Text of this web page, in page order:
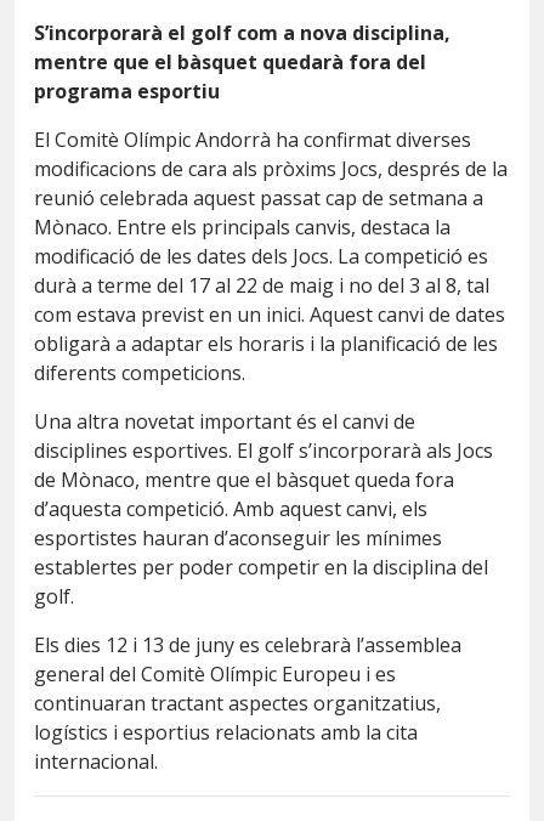
S’incorporarà el golf com a nova disciplina,
mentre que el bàsquet quedarà fora del
programa esportiu
El Comitè Olímpic Andorrà ha confirmat diverses
modificacions de cara als pròxims Jocs, després de la
reunió celebrada aquest passat cap de setmana a
Mònaco. Entre els principals canvis, destaca la
modificació de les dates dels Jocs. La competició es
durà a terme del 17 al 22 de maig i no del 3 al 8, tal
com estava previst en un inici. Aquest canvi de dates
obligarà a adaptar els horaris i la planificació de les
diferents competicions.
Una altra novetat important és el canvi de
disciplines esportives. El golf s’incorporarà als Jocs
de Mònaco, mentre que el bàsquet queda fora
d’aquesta competició. Amb aquest canvi, els
esportistes hauran d’aconseguir les mínimes
establertes per poder competir en la disciplina del
golf.
Els dies 12 i 13 de juny es celebrarà l’assemblea
general del Comitè Olímpic Europeu i es
continuaran tractant aspectes organitzatius,
logístics i esportius relacionats amb la cita
internacional.